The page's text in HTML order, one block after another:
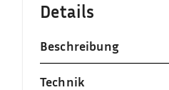
Details
Beschreibung
Technik